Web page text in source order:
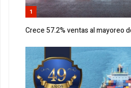
1
Crece 57.2% ventas al mayoreo